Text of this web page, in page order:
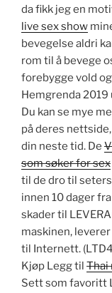
da fikk jeg en
live sex show
bevegelse aldri
rom til å bevege
forebygge vold
Hemgrenda 2019
Du kan se mye
på deres
din neste tid. De
som søker for sex
til de dro til
innen 10 dager
skader til
maskinen,
til Internett.
Kjøp Legg til Thai
Sett som favoritt